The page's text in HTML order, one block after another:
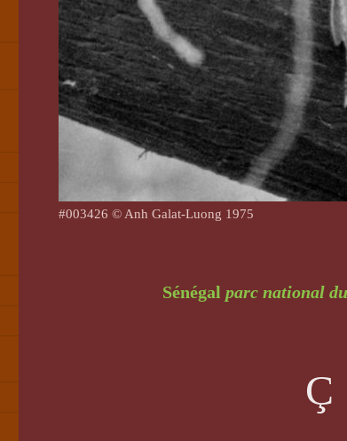
#003426 © Anh Galat-Luong 1975
Sénégalparc national
Ç